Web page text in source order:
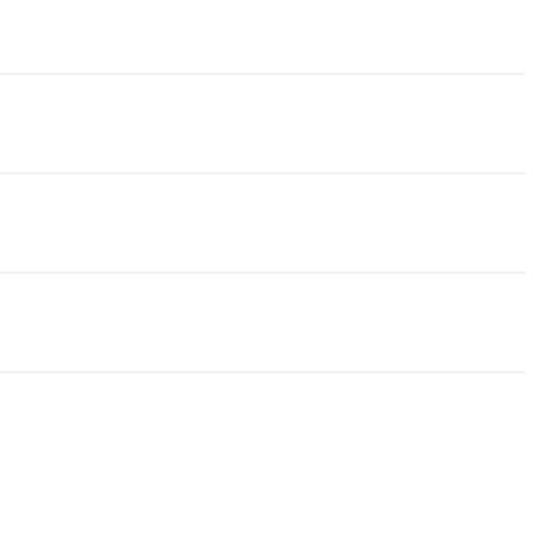
folgende Unterlagen
Vorsorgeuntersuchungen
den OP gebracht und können
verläuft wie oben